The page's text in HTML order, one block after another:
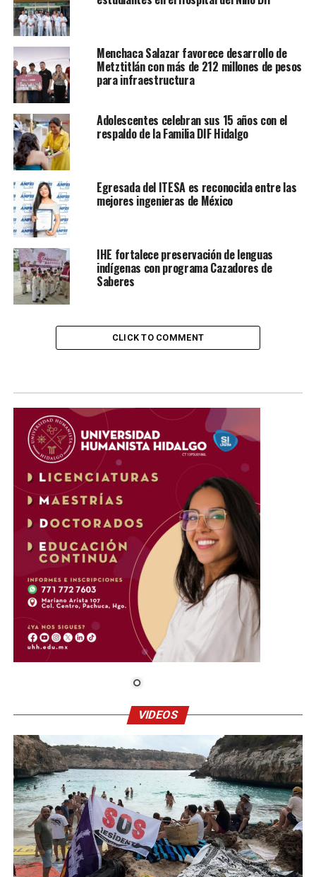
Menchaca Salazar favorece desarrollo de
Metztitlán con más de 212 millones de pesos
para infraestructura
Adolescentes celebran sus 15 años con el
respaldo de la Familia DIF Hidalgo
Egresada del ITESA es reconocida entre las
mejores ingenieras de México
IHE fortalece preservación de lenguas
indígenas con programa Cazadores de
Saberes
CLICK TO COMMENT
VIDEOS